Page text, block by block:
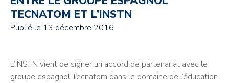
TECNATOM ET L’INSTN
Publié le 13 décembre 2016
L’INSTN vient de signer un accord de partenariat avec le
groupe espagnol Tecnatom dans le domaine de l’éducation